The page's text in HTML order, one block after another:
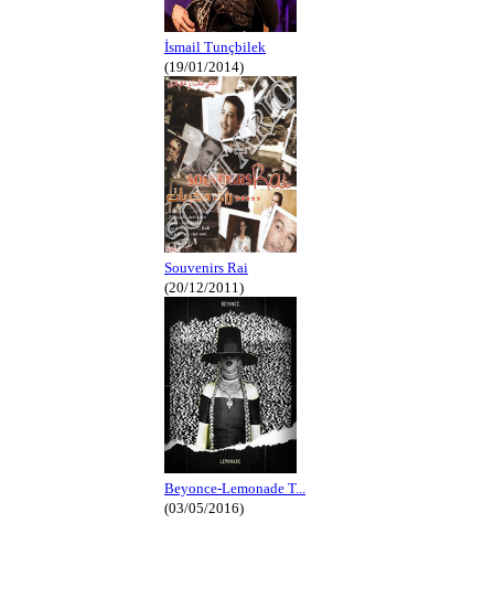
İsmail Tunçbilek
(19/01/2014)
Souvenirs Rai
(20/12/2011)
Beyonce-Lemonade T...
(03/05/2016)